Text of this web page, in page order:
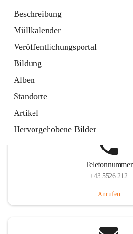
Beschreibung
Müllkalender
Veröffentlichungsportal
Bildung
Alben
Standorte
Artikel
Hervorgehobene Bilder
Telefonnummer
+43 5526 212
Anrufen